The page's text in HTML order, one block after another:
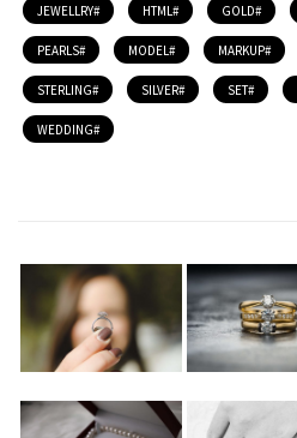
GOLD
HTML
JEWELLRY
MARKUP
MODEL
PEARLS
SET
SILVER
STERLING
WEDDING